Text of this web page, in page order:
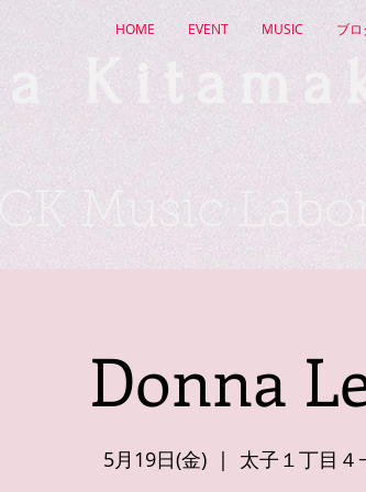
HOME EVENT MUSIC ブロ
Music
Donna
5月19日(金)
  |
太子１丁目４